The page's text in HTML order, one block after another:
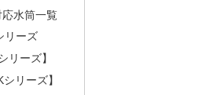
水筒一覧
リーズ
リーズ】
リーズ】